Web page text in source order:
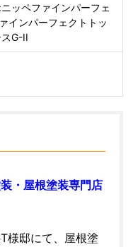
ッペファインパーフェ
インパーフェクトトッ
G-II
・屋根塗装専門店
様邸にて、屋根塗